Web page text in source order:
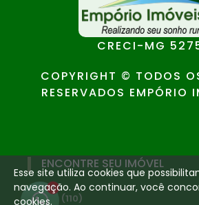
CRECI-MG
COPYRIGHT © TODOS
RESERVADOS EMPÓRIO
ENCONTRE SEU IMÓVEL
Venda (110)
1
Esse site utiliza cookies que
navegação. Ao continuar, você
cookies.